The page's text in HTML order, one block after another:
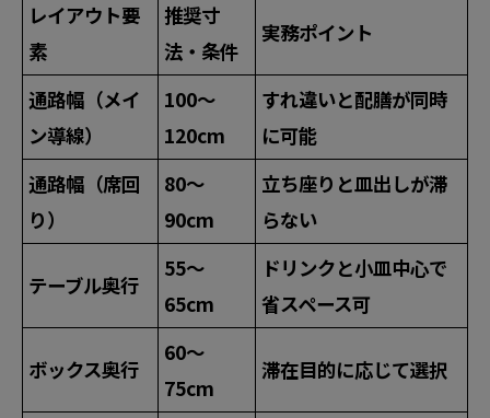
レイアウト要
素
推奨寸
法・条件
実務ポイント
通路幅（メイ
ン導線）
100〜
120cm
すれ違いと配膳が同時
に可能
通路幅（席回
り）
80〜
90cm
立ち座りと皿出しが滞
らない
テーブル奥行
55〜
65cm
ドリンクと小皿中心で
省スペース可
ボックス奥行
60〜
75cm
滞在目的に応じて選択